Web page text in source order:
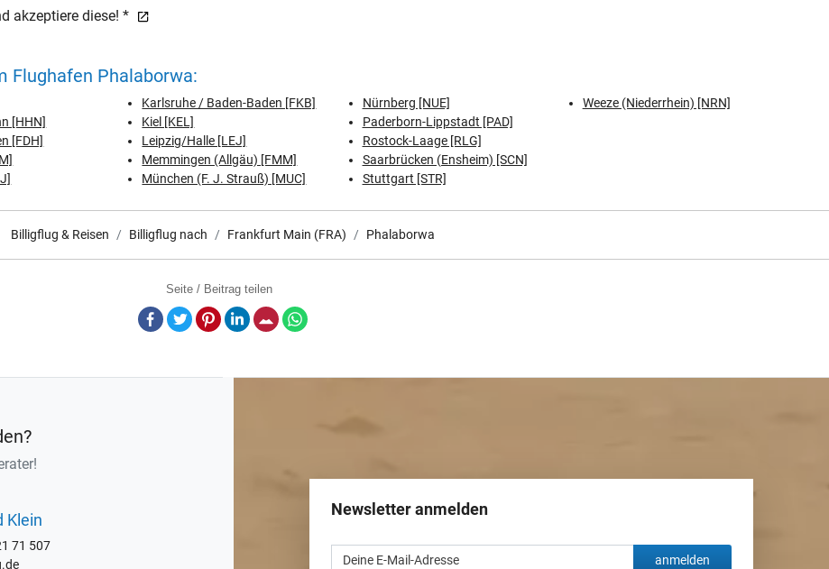
akzeptiere diese! *
Flughafen Phalaborwa:
[HHN]
[FDH]
Karlsruhe / Baden-Baden [FKB]
Kiel [KEL]
Leipzig/Halle [LEJ]
Memmingen (Allgäu) [FMM]
München (F. J. Strauß) [MUC]
Nürnberg [NUE]
Paderborn-Lippstadt [PAD]
Rostock-Laage [RLG]
Saarbrücken (Ensheim) [SCN]
Stuttgart [STR]
Weeze (Niederrhein) [NRN]
Billigflug & Reisen Billigflug nach Frankfurt Main (FRA) Phalaborwa
Seite / Beitrag teilen
Facebook
TwitterPinterestLinkedInE-Mail
Klein
71 507
Newsletter anmelden
anmelden